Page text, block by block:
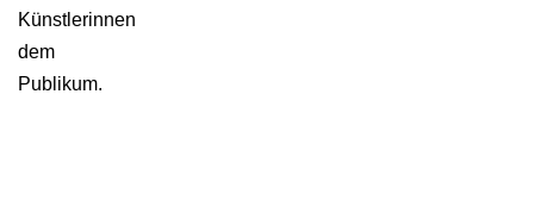
Künstlerinnen
dem
Publikum.